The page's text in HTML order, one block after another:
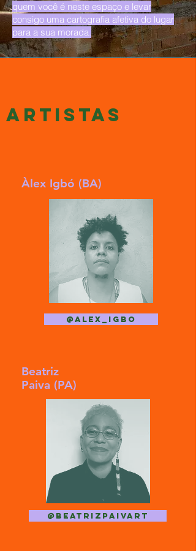
quem você é neste espaço e levar
consigo uma cartografia afetiva do lugar
para a sua morada.
ARtistas
Àlex Igbó (BA)
@alex_igbo
Beatriz
Paiva (PA)
@beatrizpaivart